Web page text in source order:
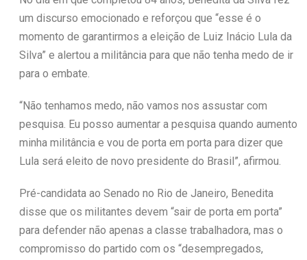
um discurso emocionado e reforçou que “esse é o
momento de garantirmos a eleição de Luiz Inácio Lula da
Silva” e alertou a militância para que não tenha medo de ir
para o embate.
“Não tenhamos medo, não vamos nos assustar com
pesquisa. Eu posso aumentar a pesquisa quando aumento
minha militância e vou de porta em porta para dizer que
Lula será eleito de novo presidente do Brasil”, afirmou.
Pré-candidata ao Senado no Rio de Janeiro, Benedita
disse que os militantes devem “sair de porta em porta”
para defender não apenas a classe trabalhadora, mas o
compromisso do partido com os “desempregados,